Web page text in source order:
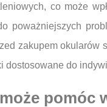
co może
poważniejszych
zakupem okularów
dostosowane do
pomóc